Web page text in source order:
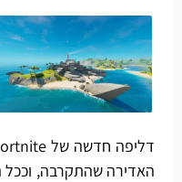
האדירה שהתקרבה, וככל